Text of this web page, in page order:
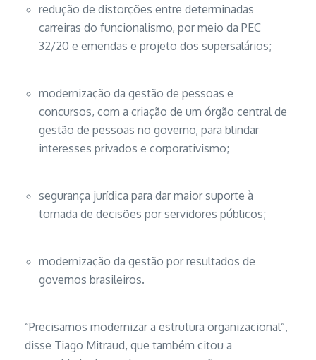
redução de distorções entre determinadas
carreiras do funcionalismo, por meio da PEC
32/20 e emendas e projeto dos supersalários;
modernização da gestão de pessoas e
concursos, com a criação de um órgão central de
gestão de pessoas no governo, para blindar
interesses privados e corporativismo;
segurança jurídica para dar maior suporte à
tomada de decisões por servidores públicos;
modernização da gestão por resultados de
governos brasileiros.
“Precisamos modernizar a estrutura organizacional”,
disse Tiago Mitraud, que também citou a